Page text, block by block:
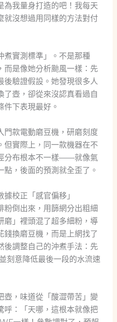
為我量身打造的吧！我每天
就沒想過用同樣的方法對付
煮實測標準」。不是那種
而是像她分析颱風一樣：先
後驗證假設。她發現很多人
了壺，卻從來沒認真看過自
件下表現最好。
門款電動磨豆機，研磨刻度
但實際上，同一款機器在不
分布根本不一樣——就像氣
，後面的預測就全歪了。
校正「感官偏移」
粉倒出來，用篩網分出粗細
磨」裡頭混了超多細粉，導
錢換磨豆機，而是上網找了
後調整自己的沖煮手法：先
刻意降低最後一段的水流速
壺，味道從「酸澀帶苦」變
呼：「天哪，這根本就像把